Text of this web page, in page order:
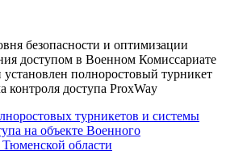
безопасности и оптимизации
доступом в Военном Комиссариате
полноростовый турникет
контроля доступа ProxWay